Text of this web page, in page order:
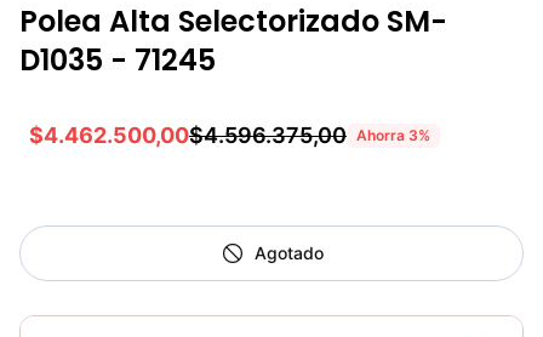
Polea Alta Selectorizado SM-
D1035 - 71245
$4.462.500,00$4.596.375,00 Ahorra 3%
Agotado